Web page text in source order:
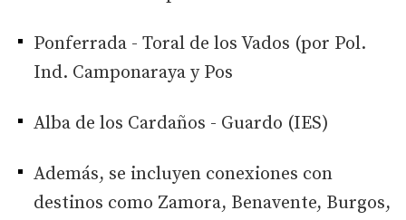
Ponferrada - Toral de los Vados (por Pol.
Ind. Camponaraya y Pos
Alba de los Cardaños - Guardo (IES)
Además, se incluyen conexiones con
destinos como Zamora, Benavente, Burgos,